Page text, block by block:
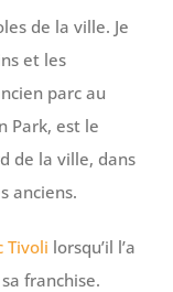
de la ville. Je
et les
parc au
Park, est le
de la ville, dans
anciens.
Tivoli lorsqu’il l’a
franchise.